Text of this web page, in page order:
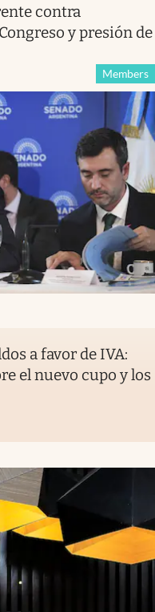
contra
y presión de
Members
a favor de IVA:
el nuevo cupo y los